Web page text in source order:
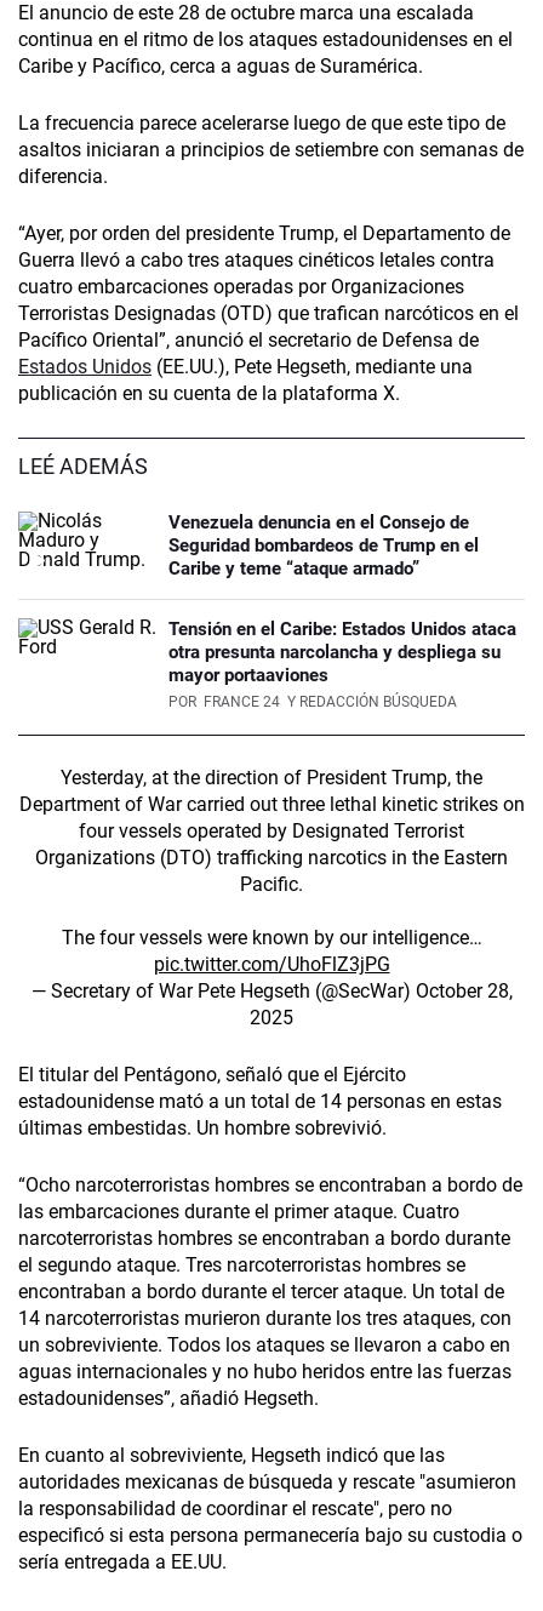
El anuncio de este 28 de octubre marca una escalada
continua en el ritmo de los ataques estadounidenses en el
Caribe y Pacífico, cerca a aguas de Suramérica.
La frecuencia parece acelerarse luego de que este tipo de
asaltos iniciaran a principios de setiembre con semanas de
diferencia.
“Ayer, por orden del presidente Trump, el Departamento de
Guerra llevó a cabo tres ataques cinéticos letales contra
cuatro embarcaciones operadas por Organizaciones
Terroristas Designadas (OTD) que trafican narcóticos en el
Pacífico Oriental”, anunció el secretario de Defensa de
Estados Unidos (EE.UU.), Pete Hegseth, mediante una
publicación en su cuenta de la plataforma X.
LEÉ ADEMÁS
Venezuela denuncia en el Consejo de
Seguridad bombardeos de Trump en el
Caribe y teme “ataque armado”
Tensión en el Caribe: Estados Unidos ataca
otra presunta narcolancha y despliega su
mayor portaaviones
POR FRANCE 24 Y REDACCIÓN BÚSQUEDA
Yesterday, at the direction of President Trump, the
Department of War carried out three lethal kinetic strikes on
four vessels operated by Designated Terrorist
Organizations (DTO) trafficking narcotics in the Eastern
Pacific.
The four vessels were known by our intelligence…
pic.twitter.com/UhoFlZ3jPG
— Secretary of War Pete Hegseth (@SecWar) October 28,
2025
El titular del Pentágono, señaló que el Ejército
estadounidense mató a un total de 14 personas en estas
últimas embestidas. Un hombre sobrevivió.
“Ocho narcoterroristas hombres se encontraban a bordo de
las embarcaciones durante el primer ataque. Cuatro
narcoterroristas hombres se encontraban a bordo durante
el segundo ataque. Tres narcoterroristas hombres se
encontraban a bordo durante el tercer ataque. Un total de
14 narcoterroristas murieron durante los tres ataques, con
un sobreviviente. Todos los ataques se llevaron a cabo en
aguas internacionales y no hubo heridos entre las fuerzas
estadounidenses”, añadió Hegseth.
En cuanto al sobreviviente, Hegseth indicó que las
autoridades mexicanas de búsqueda y rescate "asumieron
la responsabilidad de coordinar el rescate", pero no
especificó si esta persona permanecería bajo su custodia o
sería entregada a EE.UU.